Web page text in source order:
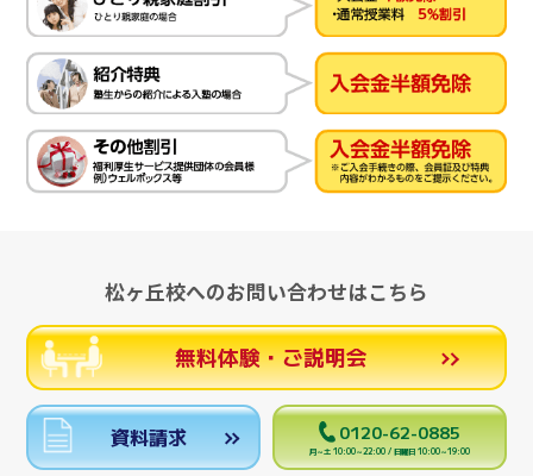
松ヶ丘校へのお問い合わせはこちら
無料体験・ご説明会
資料請求 0120-62-0885
月～土 10:00～22:00 / 日曜日 10:00～19:00